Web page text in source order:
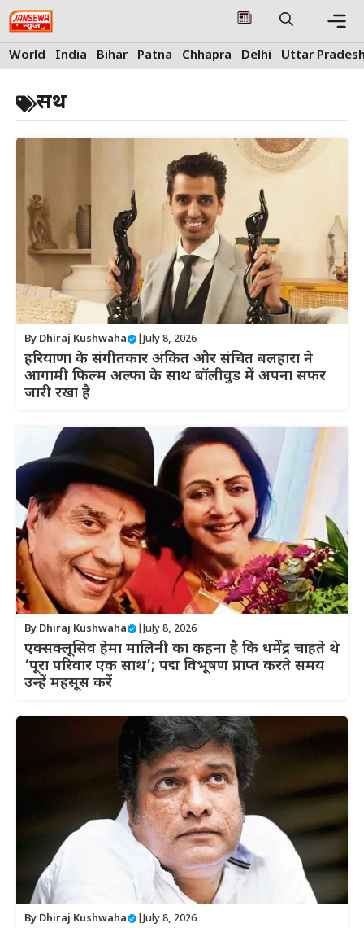
Skip
to
content
World India Bihar Patna Chhapra Delhi Uttar
सथ
By Dhiraj Kushwaha July 8, 2026
हरियाणा के संगीतकार अंकित और संचित बलहारा ने
आगामी फिल्म अल्फा के साथ बॉलीवुड में अपना सफर
जारी रखा है
By Dhiraj Kushwaha July 8, 2026
एक्सक्लूसिव हेमा मालिनी का कहना है कि धर्मेंद्र चाहते थे
‘पूरा परिवार एक साथ’; पद्म विभूषण प्राप्त करते समय
उन्हें महसूस करें
By Dhiraj Kushwaha July 8, 2026